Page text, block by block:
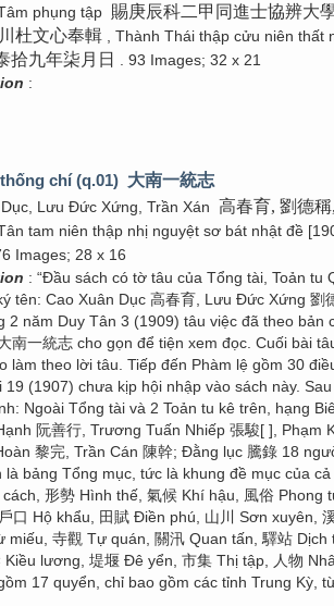
phụng tập 賜庚辰科二甲同進士協辨大
杜文心奉輯 , Thành Thái thập cửu niên thất
拾九年柒月日 . 93 Images; 32 x 21
:
chí (q.01) 大南一統志
Dục, Lưu Đức Xứng, Trần Xán 高春育, 劉德
tam niên thập nhị nguyệt sơ bát nhật đề
Images; 28 x 16
: “Đầu sách có tờ tâu của Tổng tài, Toản tu
tên: Cao Xuân Dục 高春育, Lưu Đức Xứng 劉
2 năm Duy Tân 3 (1909) tâu việc đã theo bản
南一統志 cho gọn để tiện xem đọc. Cuối bài
làm theo lời tâu. Tiếp đến Phàm lệ gồm 30
19 (1907) chưa kịp hội nhập vào sách này.
Ngoài Tổng tài và 2 Toản tu kê trên, hạng
阮善行, Trương Tuấn Nhiếp 張駿[ ], Phạm
黎完, Trần Cán 陳幹; Đằng lục 騰錄 18
là bảng Tổng mục, tức là khung đề mục của
形勢 Hình thế, 氣候 Khí hậu, 風俗 Phong
口 Hộ khẩu, 田賦 Điền phú, 山川 Sơn xuyên,
miếu, 寺觀 Tự quán, 關汛 Quan tấn, 驛站 Dịch
Kiều lương, 堤堰 Đê yển, 市集 Thị tập, 人物
17 quyển, chỉ bao gồm các tỉnh Trung Kỳ,